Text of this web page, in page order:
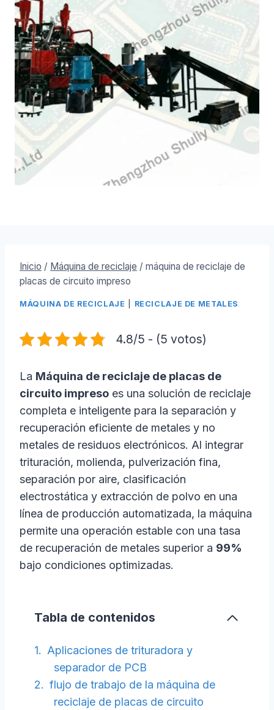
Inicio / Máquina de reciclaje / máquina de reciclaje de
placas de circuito impreso
MÁQUINA DE RECICLAJE RECICLAJE DE METALES
4.8/5 - (5 votos)
La Máquina de reciclaje de placas de
circuito impreso es una solución de reciclaje
completa e inteligente para la separación y
recuperación eficiente de metales y no
metales de residuos electrónicos. Al integrar
trituración, molienda, pulverización fina,
separación por aire, clasificación
electrostática y extracción de polvo en una
línea de producción automatizada, la máquina
permite una operación estable con una tasa
de recuperación de metales superior a 99%
bajo condiciones optimizadas.
Tabla de contenidos
Aplicaciones de trituradora y
separador de PCB
flujo de trabajo de la máquina de
reciclaje de placas de circuito